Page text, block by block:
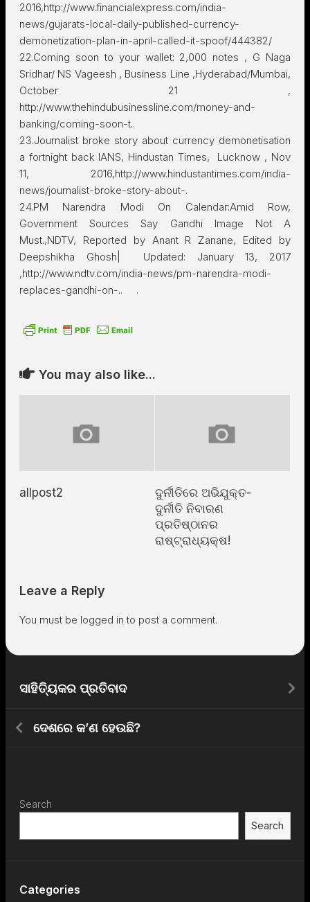
2016,http://www.financialexpress.com/india-
news/gujarats-local-daily-published-currency-
demonetization-plan-in-april-called-it-spoof/444382/
22.Coming soon to your wallet: 2,000 notes , G Naga
Sridhar/ NS Vageesh , Business Line ,Hyderabad/Mumbai,
October 21 ,
http://www.thehindubusinessline.com/money-and-
banking/coming-soon-t..
23.Journalist broke story about currency demonetisation
a fortnight back IANS, Hindustan Times, Lucknow , Nov
11, 2016,http://www.hindustantimes.com/india-
news/journalist-broke-story-about-.
24.PM Narendra Modi On Calendar:Amid Row,
Government Sources Say Gandhi Image Not A
Must.,NDTV, Reported by Anant R Zanane, Edited by
Deepshikha Ghosh| Updated: January 13, 2017
,http://www.ndtv.com/india-news/pm-narendra-modi-
replaces-gandhi-on-.. .
You may also like...
allpost2
ଦୁର୍ନୀତିରେ ଅଭିଯୁକ୍ତ-
ଦୁର୍ନୀତି ନିବାରଣ
ପ୍ରତିଷ୍ଠାନର
ରାଷ୍ଟ୍ରାଧ୍ୟକ୍ଷ!
Leave a Reply
You must be logged in to post a comment.
ସାହିତ୍ୟିକର ପ୍ରତିବାଦ
ଦେଶରେ କ’ଣ ହେଉଛି?
Search
Search
Categories